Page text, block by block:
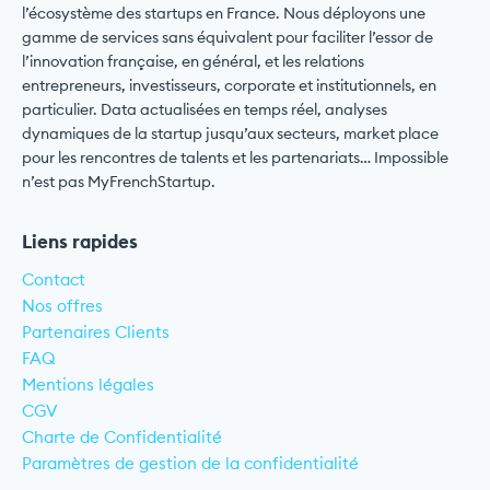
l’écosystème des startups en France. Nous déployons une
gamme de services sans équivalent pour faciliter l’essor de
l’innovation française, en général, et les relations
entrepreneurs, investisseurs, corporate et institutionnels, en
particulier. Data actualisées en temps réel, analyses
dynamiques de la startup jusqu’aux secteurs, market place
pour les rencontres de talents et les partenariats… Impossible
n’est pas MyFrenchStartup.
Liens rapides
Contact
Nos offres
Partenaires Clients
FAQ
Mentions légales
CGV
Charte de Confidentialité
Paramètres de gestion de la confidentialité